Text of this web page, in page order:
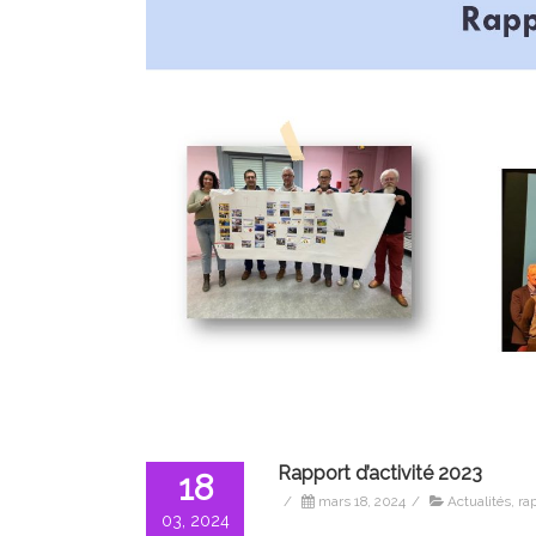
18
03, 2024
Rapport d’activité 2023
/ mars 18, 2024 / Actualités,